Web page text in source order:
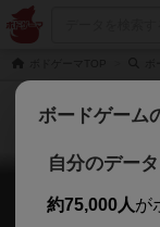
トリッ
ボードゲーム
自分のデー
約75,000人が